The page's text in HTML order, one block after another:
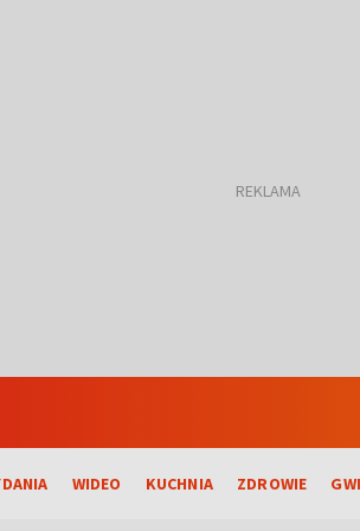
WIDEO KUCHNIA ZDROWIE